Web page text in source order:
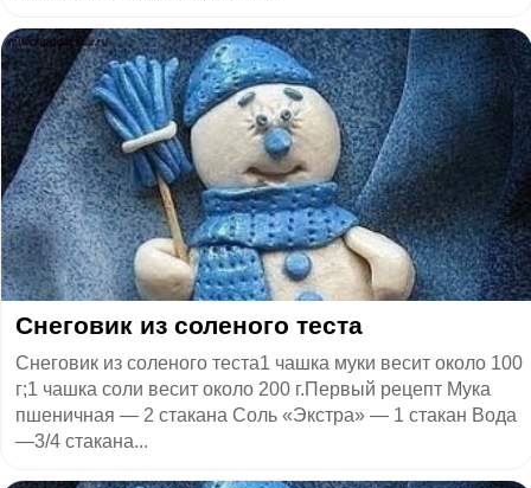
​Снеговик из соленого теста
Снеговик из соленого теста1 чашка муки весит около 100
г;1 чашка соли весит около 200 г.Первый рецепт Мука
пшеничная — 2 стакана Соль «Экстра» — 1 стакан Вода
—3/4 стакана...